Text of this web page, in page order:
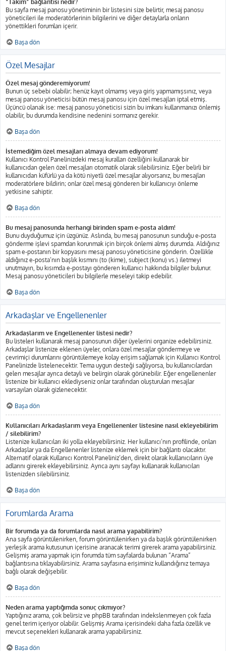
“Takım” bağlantısı nedir?
Bu sayfa mesaj panosu yönetiminin bir listesini size belirtir, mesaj panosu
yöneticileri ile moderatörlerinin bilgilerini ve diğer detaylarla onların
yönettikleri forumları içerir.
Başa dön
Özel Mesajlar
Özel mesaj gönderemiyorum!
Bunun üç sebebi olabilir; henüz kayıt olmamış veya giriş yapmamışsınız, veya
mesaj panosu yöneticisi bütün mesaj panosu için özel mesajları iptal etmiş.
Üçüncü olanak ise: mesaj panosu yöneticisi sizin bu imkanı kullanmanızı önlemiş
olabilir, bu durumda kendisine nedenini sormanız gerekir.
Başa dön
İstemediğim özel mesajları almaya devam ediyorum!
Kullanıcı Kontrol Panelinizdeki mesaj kuralları özelliğini kullanarak bir
kullanıcıdan gelen özel mesajları otomatik olarak silebilirsiniz. Eğer belirli bir
kullanıcıdan küfürlü ya da kötü niyetli özel mesajlar alıyorsanız, bu mesajları
moderatörlere bildirin; onlar özel mesaj gönderen bir kullanıcıyı önleme
yetkisine sahiptir.
Başa dön
Bu mesaj panosunda herhangi birinden spam e-posta aldım!
Bunu duyduğumuz için üzgünüz. Aslında, bu mesaj panosunun sunduğu e-posta
gönderme işlevi spamdan korunmak için birçok önlemi almış durumda. Aldığınız
spam e-postanın bir kopyasını mesaj panosu yöneticisine gönderin. Özellikle
aldığınız e-posta’nın başlık kısmını (to (kime), subject (konu) vs.) iletmeyi
unutmayın, bu kısımda e-postayı gönderen kullanıcı hakkında bilgiler bulunur.
Mesaj panosu yöneticileri bu bilgilerle meseleyi takip edebilir.
Başa dön
Arkadaşlar ve Engellenenler
Arkadaşlarım ve Engellenenler listesi nedir?
Bu listeleri kullanarak mesaj panosunun diğer üyelerini organize edebilirsiniz.
Arkadaşlar listenize eklenen üyeler, onlara özel mesajlar göndermeye ve
çevrimiçi durumlarını görüntülemeye kolay erişim sağlamak için Kullanıcı Kontrol
Panelinizde listelenecektir. Tema uygun desteği sağlıyorsa, bu kullanıcılardan
gelen mesajlar ayrıca detaylı ve belirgin olarak görünebilir. Eğer engellenenler
listenize bir kullanıcı eklediyseniz onlar tarafından oluşturulan mesajlar
varsayılan olarak gizlenecektir.
Başa dön
Kullanıcıları Arkadaşlarım veya Engellenenler listesine nasıl ekleyebilirim
/ silebilirim?
Listenize kullanıcıları iki yolla ekleyebilirsiniz. Her kullanıcı’nın profilinde, onları
Arkadaşlar ya da Engellenenler listenize eklemek için bir bağlantı olacaktır.
Alternatif olarak Kullanıcı Kontrol Paneliniz’den, direkt olarak kullanıcıların üye
adlarını girerek ekleyebilirsiniz. Ayrıca aynı sayfayı kullanarak kullanıcıları
listenizden silebilirsiniz.
Başa dön
Forumlarda Arama
Bir forumda ya da forumlarda nasıl arama yapabilirim?
Ana sayfa görüntülenirken, forum görüntülenirken ya da başlık görüntülenirken
yerleşik arama kutusunun içerisine aranacak terimi girerek arama yapabilirsiniz.
Gelişmiş arama yapmak için forumda tüm sayfalarda bulunan “Arama”
bağlantısına tıklayabilirsiniz. Arama sayfasına erişiminiz kullandığınız temaya
bağlı olarak değişebilir.
Başa dön
Neden arama yaptığımda sonuç çıkmıyor?
Yaptığınız arama, çok belirsiz ve phpBB tarafından indekslenmeyen çok fazla
genel terim içeriyor olabilir. Gelişmiş Arama içerisindeki daha fazla özellik ve
mevcut seçenekleri kullanarak arama yapabilirsiniz.
Başa dön